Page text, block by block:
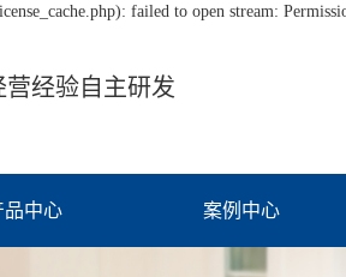
failed to open stream:
经验自主研发
品中心 案例中心